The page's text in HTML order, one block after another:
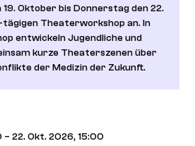
Oktober bis Donnerstag den 22.
Theaterworkshop an. In
entwickeln Jugendliche und
kurze Theaterszenen über
der Medizin der Zukunft.
22. Okt. 2026, 15:00